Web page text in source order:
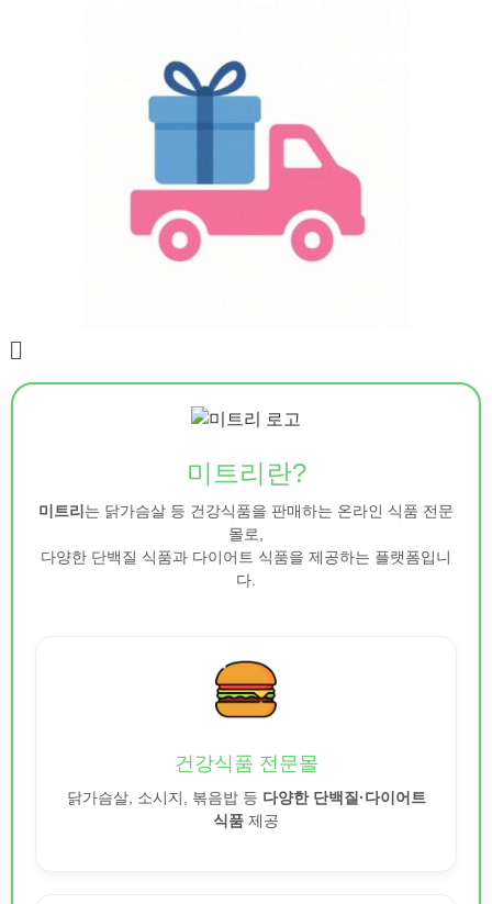
미트리란?
미트리 는 닭가슴살 등 건강식품을 판매하는 온라인 식품 전문
몰로,
다양한 단백질 식품과 다이어트 식품을 제공하는 플랫폼입니
다.
건강식품 전문몰
닭가슴살, 소시지, 볶음밥 등 다양한 단백질·다이어트
식품 제공